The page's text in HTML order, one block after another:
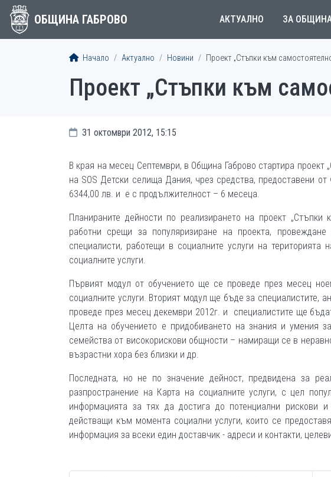
ОБЩИНА ГАБРОВО АКТУАЛНО ЗА
Начало Актуално Новини Проект „Стъпки към
Проект „Стъпки към
31 октомври 2012, 15:15
В края на месец Септември, в Община Габрово стартира проект
на SOS Детски селища Дания, чрез средства, предоставени
6344,00 лв. и е с продължителност – 6 месеца.
Планираните дейности по реализирането на проект
работни срещи за популяризиране на проекта,
специалисти, работещи в социалните услуги на
социалните услуги.
Първият модул от обучението ще се проведе през месец
социалните услуги. Вторият модул ще бъде за специалистите,
проведе през месец декември 2012г. и специалистите ще
Целта на обучението е придобиването на знания и умения
семейства от високорискови общности – намиращи се в
възрастни хора без близки и др.
Последната, но не по значение дейност, предвидена за
разпространение на Карта на социалните услуги, с цел
информацията за тях да достига до потенциални
действащи към момента социални услуги, които се
информация за всеки един доставчик - адреси и контакти,